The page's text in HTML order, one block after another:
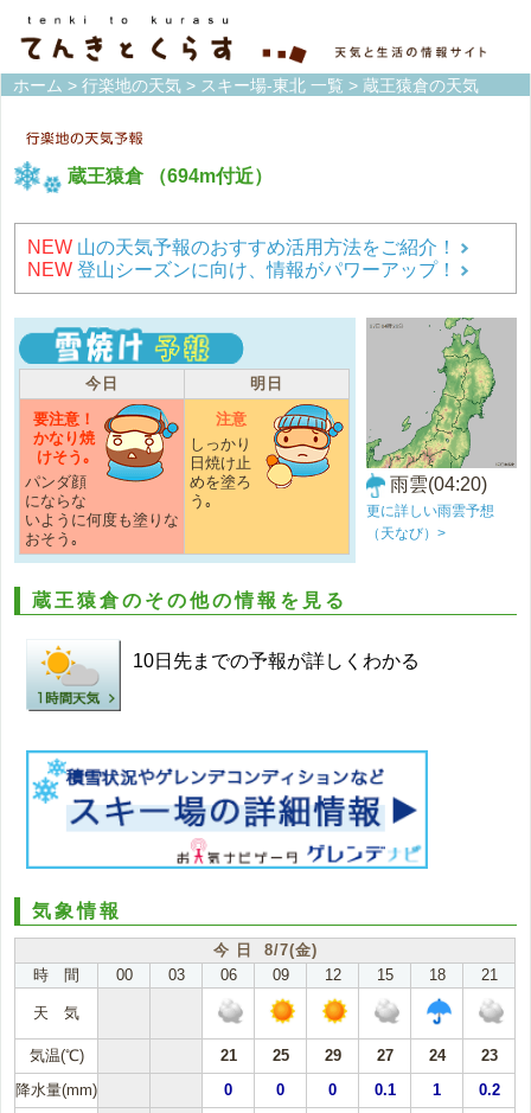
ホーム > 行楽地の天気 > スキー場-東北 一覧 > 蔵王猿倉の天気
蔵王猿倉 （694m付近）
NEW 山の天気予報のおすすめ活用方法をご紹介！
NEW 登山シーズンに向け、情報がパワーアップ！
今日
明日
要注意！
かなり焼
けそう｡
パンダ顔
にならな
いように何度も塗りな
おそう｡
注意
しっかり
日焼け止
めを塗ろ
う｡
雨雲(04:20)
更に詳しい雨雲予想
（天なび）>
蔵王猿倉のその他の情報を見る
10日先までの予報が詳しくわかる
気象情報
今 日 8/7(金)
時 間
00 03 06 09 12 15 18 21
天 気
気温(℃) 21 25 29 27 24
23
降水量(mm)
0 0 0 0.1 1 0.2